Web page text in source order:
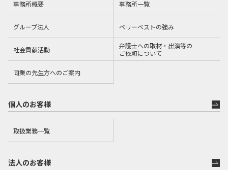
弁護士はサービス業であり、他のサービス業と同様、お客
様の満足が最も得るべき価値だと考えております。
その実現のため、丁寧な職務遂行を心がけております。
とくにみなさまに対して説明をする際には、わかりやすい
言葉で、納得していただけるよう丁寧に進めて参ります。
職務信条
依頼者の利益の実現、社会正義の達成
事務所概要 事務所一覧
グループ法人 ベリーベストの強み
社会貢献活動
弁護士への取材・出演等の
ご依頼について
同業の先生方へのご案内
個人のお客様
取扱業務一覧
法人のお客様